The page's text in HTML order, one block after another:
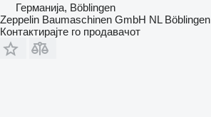
Германија, Böblingen
Zeppelin Baumaschinen GmbH NL Böblingen
Контактирајте го продавачот